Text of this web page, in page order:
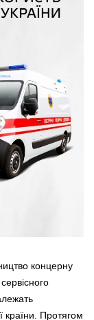
концерну
Протягом